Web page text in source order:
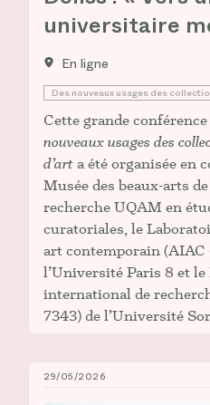
universitaire
En ligne
Des nouveaux usages des
Cette grande
nouveaux usages des
d’art a été organisée en
Musée des beaux-arts
recherche UQAM en
curatoriales, le
art contemporain (AIAC
l’Université Paris 8 et
international de
7343) de l’Université
Appel à contribution :
29/05/2026